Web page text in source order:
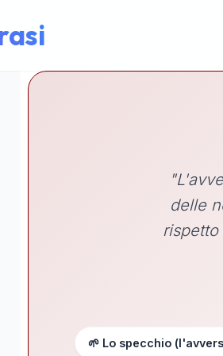
delle
rispetto
🌱 Lo specchio